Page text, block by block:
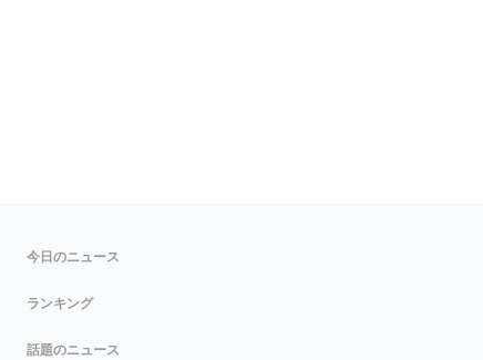
今日のニュース
ランキング
話題のニュース